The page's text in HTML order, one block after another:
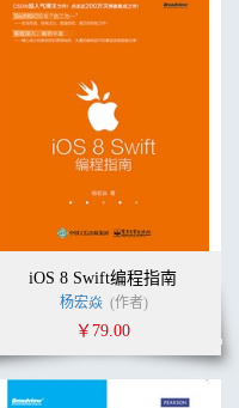
iOS 8 Swift编程指南
杨宏焱 (作者)
￥79.00